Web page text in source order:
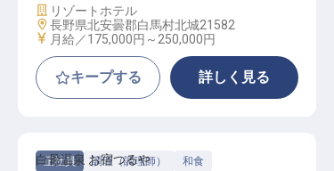
施設業態
リゾートホテル
勤務地
長野県北安曇郡白馬村北城21582
給与
月給／175,000円～ 250,000円
キープする 詳しく見る
正社員 調理（調理師） 和食
白骨温泉 お宿つるや